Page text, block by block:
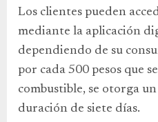
Los clientes pueden
mediante la aplicación
dependiendo de su
por cada 500 pesos que
combustible, se otorga
duración de siete días.